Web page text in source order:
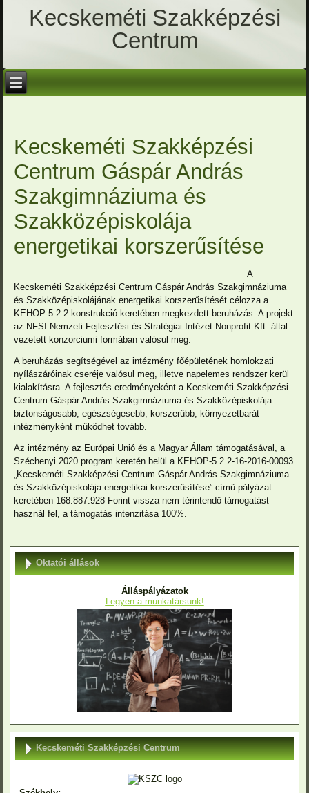
Kecskeméti Szakképzési
Centrum
Kecskeméti Szakképzési
Centrum Gáspár András
Szakgimnáziuma és
Szakközépiskolája
energetikai korszerűsítése
A
Kecskeméti Szakképzési Centrum Gáspár András Szakgimnáziuma
és Szakközépiskolájának energetikai korszerűsítését célozza a
KEHOP-5.2.2 konstrukció keretében megkezdett beruházás. A projekt
az NFSI Nemzeti Fejlesztési és Stratégiai Intézet Nonprofit Kft. által
vezetett konzorciumi formában valósul meg.
A beruházás segítségével az intézmény főépületének homlokzati
nyílászáróinak cseréje valósul meg, illetve napelemes rendszer kerül
kialakításra. A fejlesztés eredményeként a Kecskeméti Szakképzési
Centrum Gáspár András Szakgimnáziuma és Szakközépiskolája
biztonságosabb, egészségesebb, korszerűbb, környezetbarát
intézményként működhet tovább.
Az intézmény az Európai Unió és a Magyar Állam támogatásával, a
Széchenyi 2020 program keretén belül a KEHOP-5.2.2-16-2016-00093
„Kecskeméti Szakképzési Centrum Gáspár András Szakgimnáziuma
és Szakközépiskolája energetikai korszerűsítése” című pályázat
keretében 168.887.928 Forint vissza nem térintendő támogatást
használ fel, a támogatás intenzitása 100%.
Oktatói állások
Álláspályázatok
Legyen a munkatársunk!
Kecskeméti Szakképzési Centrum